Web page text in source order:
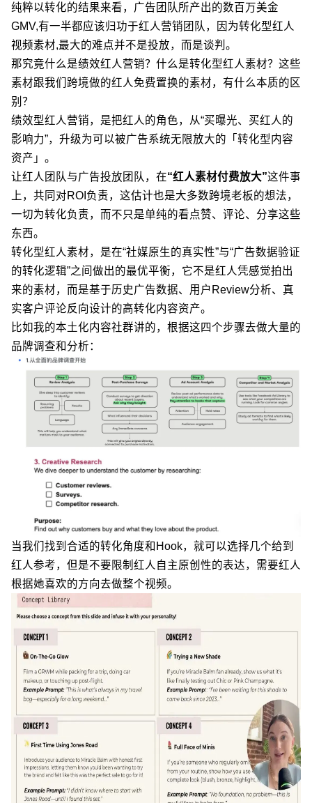
纯粹以转化的结果来看，广告团队所产出的数百万美金
GMV,有一半都应该归功于红人营销团队，因为转化型红人
视频素材,最大的难点并不是投放，而是谈判。
那究竟什么是绩效红人营销？什么是转化型红人素材？这些
素材跟我们跨境做的红人免费置换的素材，有什么本质的区
别？
绩效型红人营销，是把红人的角色，从“买曝光、买红人的
影响力”，升级为可以被广告系统无限放大的「转化型内容
资产」。
让红人团队与广告投放团队，在“红人素材付费放大”这件事
上，共同对ROI负责，这估计也是大多数跨境老板的想法，
一切为转化负责，而不只是单纯的看点赞、评论、分享这些
东西。
转化型红人素材，是在“社媒原生的真实性”与“广告数据验证
的转化逻辑”之间做出的最优平衡，它不是红人凭感觉拍出
来的素材，而是基于历史广告数据、用户Review分析、真
实客户评论反向设计的高转化内容资产。
比如我的本土化内容社群讲的，根据这四个步骤去做大量的
品牌调查和分析：
当我们找到合适的转化角度和Hook，就可以选择几个给到
红人参考，但是不要限制红人自主原创性的表达，需要红人
根据她喜欢的方向去做整个视频。